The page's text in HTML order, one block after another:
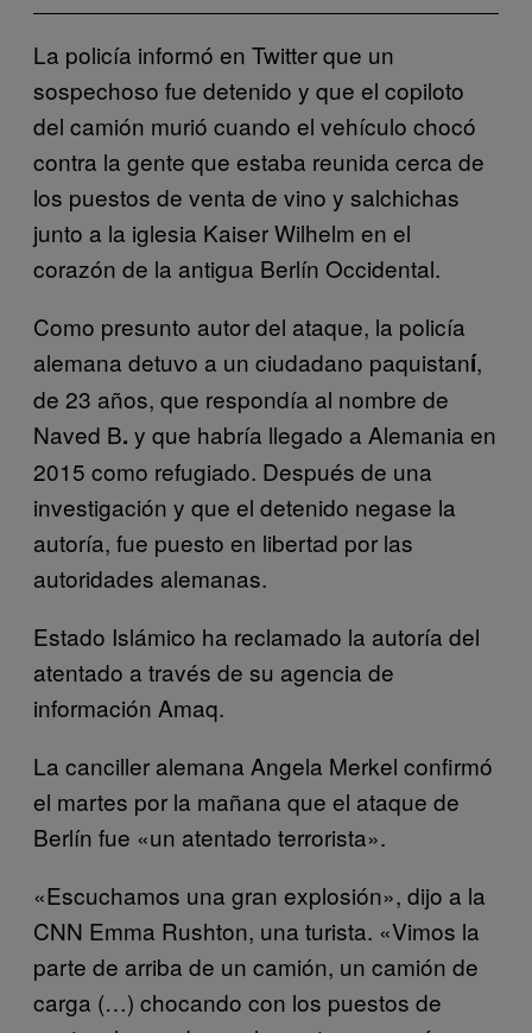
La policía informó en Twitter que un
sospechoso fue detenido y que el copiloto
del camión murió cuando el vehículo chocó
contra la gente que estaba reunida cerca de
los puestos de venta de vino y salchichas
junto a la iglesia Kaiser Wilhelm en el
corazón de la antigua Berlín Occidental.
Como presunto autor del ataque, la policía
alemana detuvo a un ciudadano paquistaní,
de 23 años, que respondía al nombre de
Naved B. y que habría llegado a Alemania en
2015 como refugiado. Después de una
investigación y que el detenido negase la
autoría, fue puesto en libertad por las
autoridades alemanas.
Estado Islámico ha reclamado la autoría del
atentado a través de su agencia de
información Amaq.
La canciller alemana Angela Merkel confirmó
el martes por la mañana que el ataque de
Berlín fue «un atentado terrorista».
«Escuchamos una gran explosión», dijo a la
CNN Emma Rushton, una turista. «Vimos la
parte de arriba de un camión, un camión de
carga (…) chocando con los puestos de